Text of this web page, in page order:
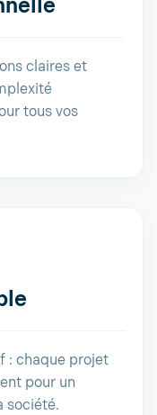
claires et
tous vos
: chaque projet
pour un
société.